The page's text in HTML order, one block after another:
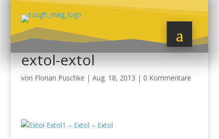
extol-extol
von Florian Puschke | Aug. 18, 2013 | 0 Kommentare